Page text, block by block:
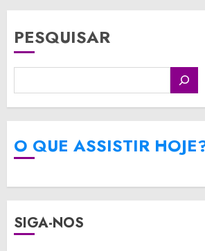
PESQUISAR
O QUE ASSISTIR
SIGA-NOS